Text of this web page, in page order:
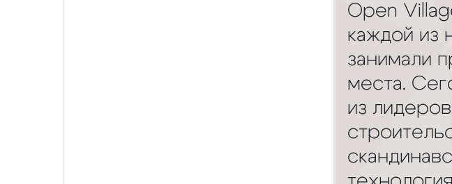
Open
каждой из
занимали
места.
из